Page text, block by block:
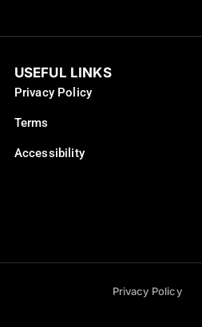
USEFUL LINKS
Privacy Policy
Terms
Accessibility
Privacy Policy